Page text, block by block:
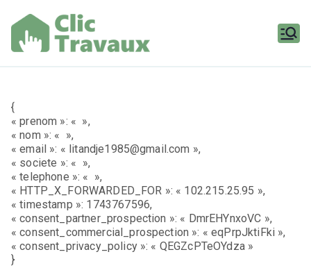
contenu
{
« prenom »: « »,
« nom »: « »,
« email »: « litandje1985@gmail.com »,
« societe »: « »,
« telephone »: « »,
« HTTP_X_FORWARDED_FOR »: « 102.215.25.95 »,
« timestamp »: 1743767596,
« consent_partner_prospection »: « DmrEHYnxoVC »,
« consent_commercial_prospection »: « eqPrpJktiFki »,
« consent_privacy_policy »: « QEGZcPTeOYdza »
}